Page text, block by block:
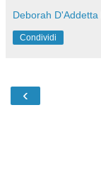
Deborah D'Addetta
Condividi
‹